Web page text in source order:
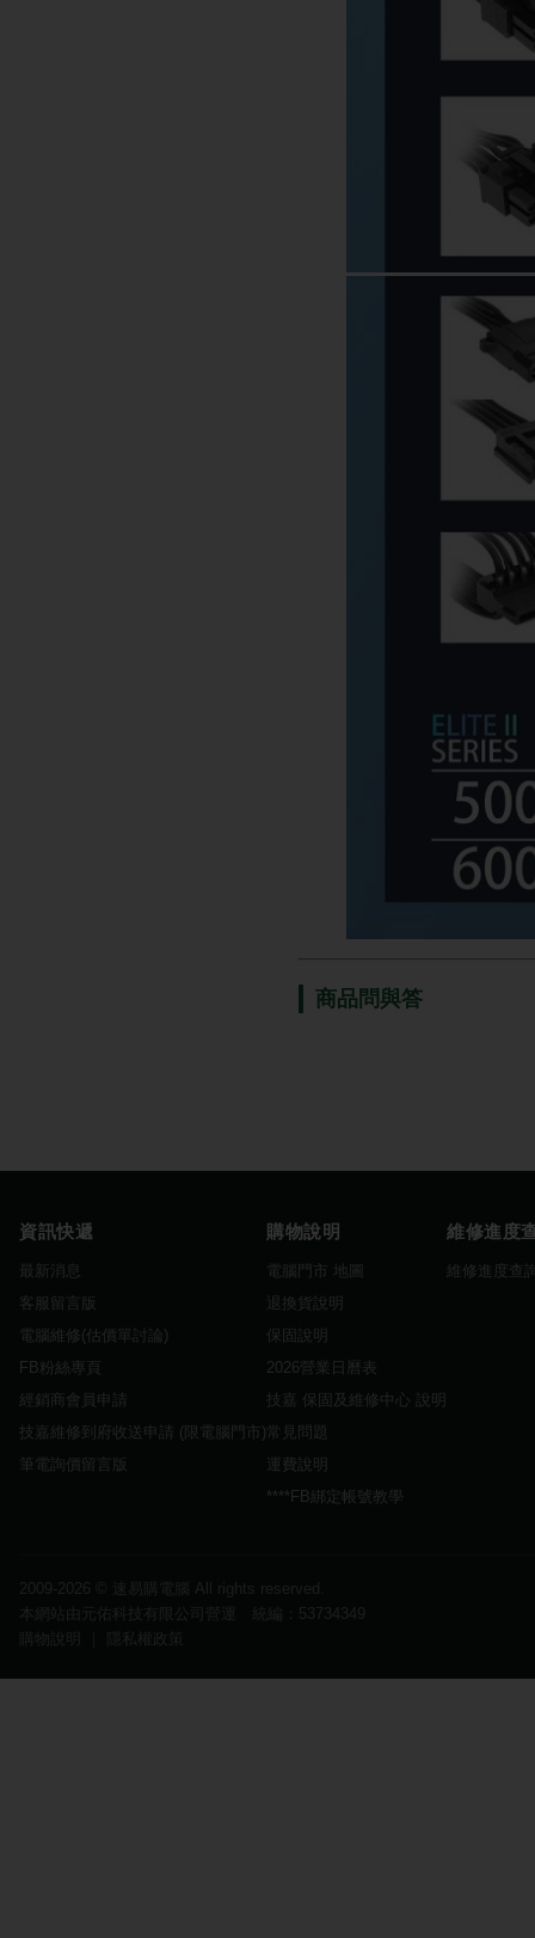
商品問與答
資訊快遞
最新消息
客服留言版
電腦維修(估價單討論)
FB粉絲專頁
經銷商會員申請
技嘉維修到府收送申請 (限電腦門市)
筆電詢價留言版
購物說明
電腦門市 地圖
退換貨說明
保固說明
2026營業日曆表
技嘉 保固及維修中心 說明
常見問題
運費說明
****FB綁定帳號教學
維修進度
維修進度查